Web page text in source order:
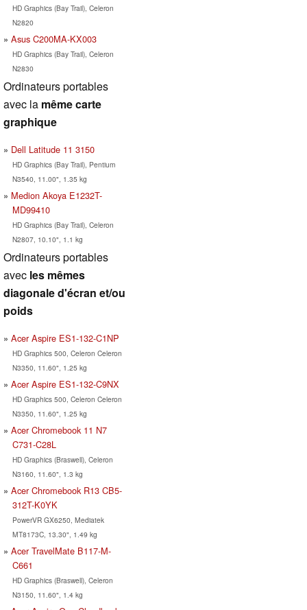
HD Graphics (Bay Trail), Celeron
N2820
Asus C200MA-KX003
HD Graphics (Bay Trail), Celeron
N2830
Ordinateurs portables
avec la même carte
graphique
Dell Latitude 11 3150
HD Graphics (Bay Trail), Pentium
N3540, 11.00", 1.35 kg
Medion Akoya E1232T-
MD99410
HD Graphics (Bay Trail), Celeron
N2807, 10.10", 1.1 kg
Ordinateurs portables
avec les mêmes
diagonale d'écran et/ou
poids
Acer Aspire ES1-132-C1NP
HD Graphics 500, Celeron Celeron
N3350, 11.60", 1.25 kg
Acer Aspire ES1-132-C9NX
HD Graphics 500, Celeron Celeron
N3350, 11.60", 1.25 kg
Acer Chromebook 11 N7
C731-C28L
HD Graphics (Braswell), Celeron
N3160, 11.60", 1.3 kg
Acer Chromebook R13 CB5-
312T-K0YK
PowerVR GX6250, Mediatek
MT8173C, 13.30", 1.49 kg
Acer TravelMate B117-M-
C661
HD Graphics (Braswell), Celeron
N3150, 11.60", 1.4 kg